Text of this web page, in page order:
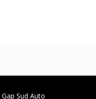
Gap Sud Auto